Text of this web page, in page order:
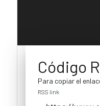
Código
Para copiar el
RSS link